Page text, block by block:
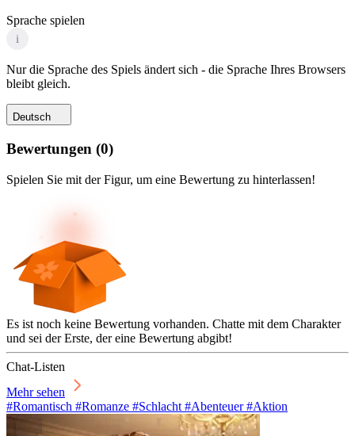
Sprache spielen
i
Nur die Sprache des Spiels ändert sich - die Sprache Ihres Browsers
bleibt gleich.
Deutsch
Bewertungen (0)
Spielen Sie mit der Figur, um eine Bewertung zu hinterlassen!
Es ist noch keine Bewertung vorhanden. Chatte mit dem Charakter
und sei der Erste, der eine Bewertung abgibt!
Chat-Listen
Mehr sehen
#Romantisch #Romanze #Schlacht #Abenteuer #Aktion